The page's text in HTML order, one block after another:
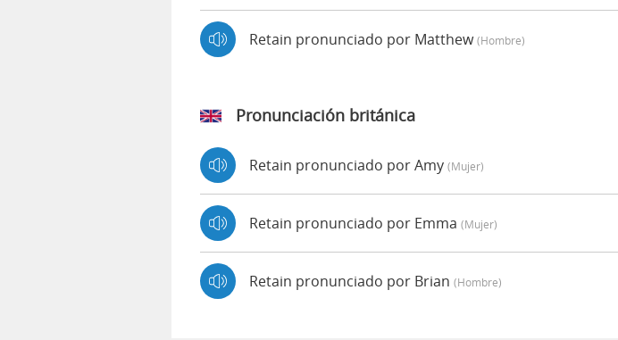
Retain pronunciado por Matthew(hombre)
Pronunciación británica
Retain pronunciado por Amy (mujer)
Retain pronunciado por Emma (mujer)
Retain pronunciado por Brian (hombre)